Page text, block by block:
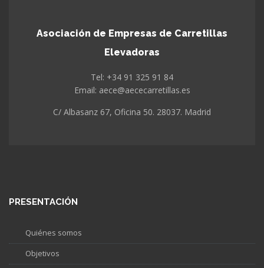
Asociación de Empresas de Carretillas
Elevadoras
Tel: +34 91 325 91 84
Email: aece@aececarretillas.es
C/ Albasanz 67, Oficina 50. 28037. Madrid
PRESENTACIÓN
Quiénes somos
Objetivos